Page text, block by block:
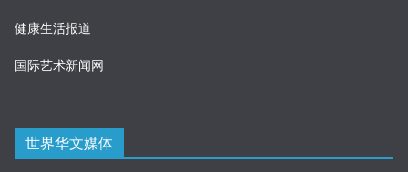
健康生活报道
国际艺术新闻网
世界华文媒体